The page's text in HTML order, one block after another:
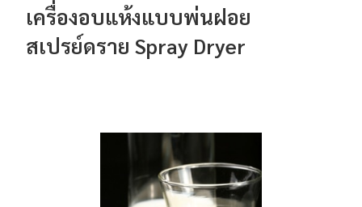
เครื่องอบแห้งแบบพ่นฝอย
สเปรย์ดราย Spray Dryer